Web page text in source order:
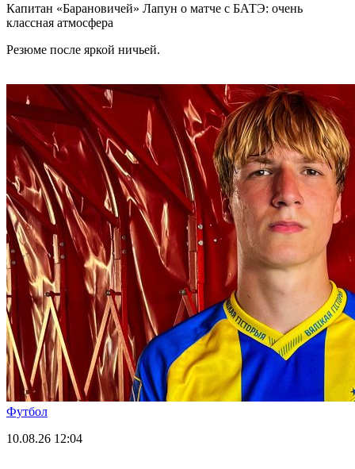
Капитан «Барановичей» Лапун о матче с БАТЭ: очень
классная атмосфера
Резюме после яркой ничьей.
Футбол
10.08.26 12:04